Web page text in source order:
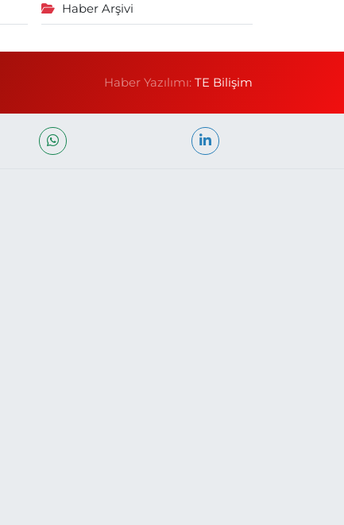
Haber Arşivi
Haber Yazılımı:TE Bilişim